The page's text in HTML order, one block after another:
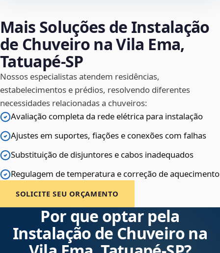
Mais Soluções de Instalação
de Chuveiro na Vila Ema,
Tatuapé‑SP
Nossos especialistas atendem residências,
estabelecimentos e prédios, resolvendo diferentes
necessidades relacionadas a chuveiros:
Avaliação completa da rede elétrica para instalação
Ajustes em suportes, fiações e conexões com falhas
Substituição de disjuntores e cabos inadequados
Regulagem de temperatura e correção de aquecimento
SOLICITE SEU ORÇAMENTO
Por que optar pela
Instalação de Chuveiro na